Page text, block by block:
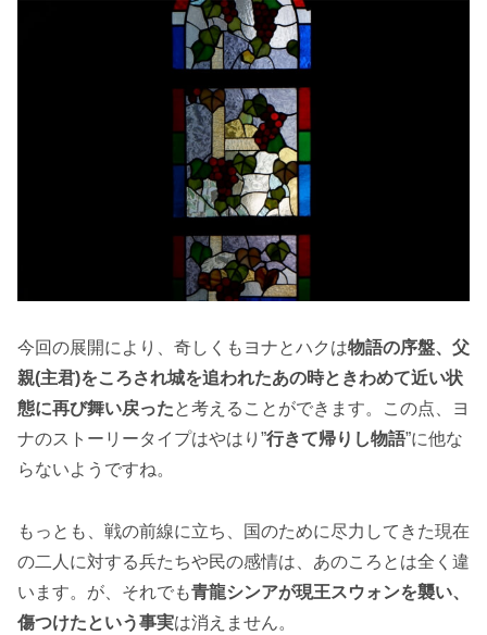
今回の展開により、奇しくもヨナとハクは物語の序盤、父
親(主君)をころされ城を追われたあの時ときわめて近い状
態に再び舞い戻ったと考えることができます。この点、ヨ
ナのストーリータイプはやはり”行きて帰りし物語”に他な
らないようですね。
もっとも、戦の前線に立ち、国のために尽力してきた現在
の二人に対する兵たちや民の感情は、あのころとは全く違
います。が、それでも青龍シンアが現王スウォンを襲い、
傷つけたという事実は消えません。